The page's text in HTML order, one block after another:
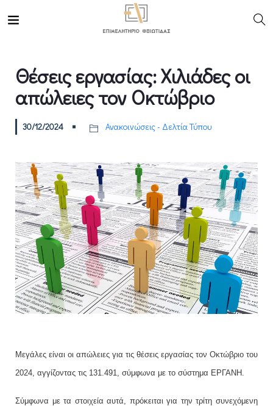
Θέσεις εργασίας: Χιλιάδες οι
απώλειες τον Οκτώβριο
30/12/2024 Ανακοινώσεις - Δελτία Τύπου
Μεγάλες είναι οι απώλειες για τις θέσεις εργασίας τον Οκτώβριο του
2024, αγγίζοντας τις 131.491, σύμφωνα με το σύστημα ΕΡΓΑΝΗ
Σύμφωνα με τα στοιχεία αυτά, πρόκειται για την τρίτη συνεχόμενη